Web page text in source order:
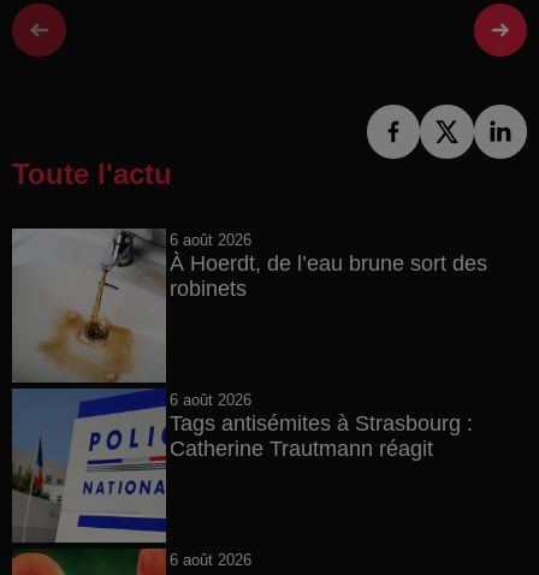
Toute l'actu
6 août 2026
À Hoerdt, de l’eau brune sort des
robinets
6 août 2026
Tags antisémites à Strasbourg :
Catherine Trautmann réagit
6 août 2026